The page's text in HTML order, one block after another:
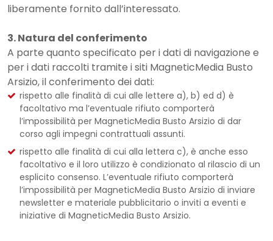
liberamente fornito dall’interessato.
3. Natura del conferimento
A parte quanto specificato per i dati di navigazione e
per i dati raccolti tramite i siti MagneticMedia Busto
Arsizio, il conferimento dei dati:
rispetto alle finalità di cui alle lettere a), b) ed d) è
facoltativo ma l’eventuale rifiuto comporterà
l’impossibilità per MagneticMedia Busto Arsizio di dar
corso agli impegni contrattuali assunti.
rispetto alle finalità di cui alla lettera c), è anche esso
facoltativo e il loro utilizzo è condizionato al rilascio di un
esplicito consenso. L’eventuale rifiuto comporterà
l’impossibilità per MagneticMedia Busto Arsizio di inviare
newsletter e materiale pubblicitario o inviti a eventi e
iniziative di MagneticMedia Busto Arsizio.